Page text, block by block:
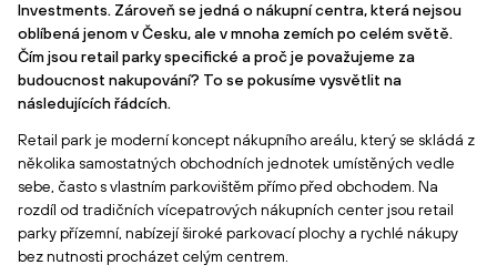
Investments. Zároveň se jedná o nákupní centra, která nejsou
oblíbená jenom v Česku, ale v mnoha zemích po celém světě.
Čím jsou retail parky specifické a proč je považujeme za
budoucnost nakupování? To se pokusíme vysvětlit na
následujících řádcích.
Retail park je moderní koncept nákupního areálu, který se skládá z
několika samostatných obchodních jednotek umístěných vedle
sebe, často s vlastním parkovištěm přímo před obchodem. Na
rozdíl od tradičních vícepatrových nákupních center jsou retail
parky přízemní, nabízejí široké parkovací plochy a rychlé nákupy
bez nutnosti procházet celým centrem.